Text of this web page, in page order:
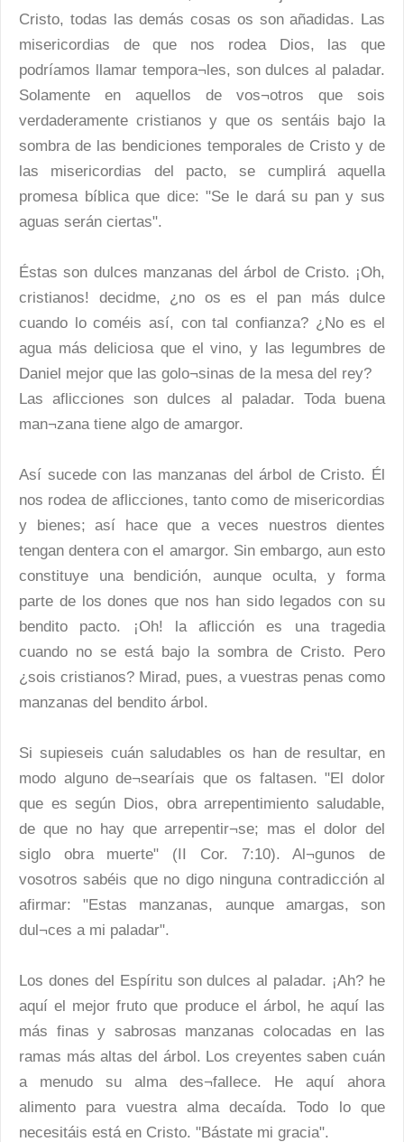
Cristo, todas las demás cosas os son añadidas. Las
misericordias de que nos rodea Dios, las que
podríamos llamar tempora¬les, son dulces al paladar.
Solamente en aquellos de vos¬otros que sois
verdaderamente cristianos y que os sentáis bajo la
sombra de las bendiciones temporales de Cristo y de
las misericordias del pacto, se cumplirá aquella
promesa bíblica que dice: "Se le dará su pan y sus
aguas serán ciertas".
Éstas son dulces manzanas del árbol de Cristo. ¡Oh,
cristianos! decidme, ¿no os es el pan más dulce
cuando lo coméis así, con tal confianza? ¿No es el
agua más deliciosa que el vino, y las legumbres de
Daniel mejor que las golo¬sinas de la mesa del rey?
Las aflicciones son dulces al paladar. Toda buena
man¬zana tiene algo de amargor.
Así sucede con las manzanas del árbol de Cristo. Él
nos rodea de aflicciones, tanto como de misericordias
y bienes; así hace que a veces nuestros dientes
tengan dentera con el amargor. Sin embargo, aun esto
constituye una bendición, aunque oculta, y forma
parte de los dones que nos han sido legados con su
bendito pacto. ¡Oh! la aflicción es una tragedia
cuando no se está bajo la sombra de Cristo. Pero
¿sois cristianos? Mirad, pues, a vuestras penas como
manzanas del bendito árbol.
Si supieseis cuán saludables os han de resultar, en
modo alguno de¬searíais que os faltasen. "El dolor
que es según Dios, obra arrepentimiento saludable,
de que no hay que arrepentir¬se; mas el dolor del
siglo obra muerte" (II Cor. 7:10). Al¬gunos de
vosotros sabéis que no digo ninguna contradicción al
afirmar: "Estas manzanas, aunque amargas, son
dul¬ces a mi paladar".
Los dones del Espíritu son dulces al paladar. ¡Ah? he
aquí el mejor fruto que produce el árbol, he aquí las
más finas y sabrosas manzanas colocadas en las
ramas más altas del árbol. Los creyentes saben cuán
a menudo su alma des¬fallece. He aquí ahora
alimento para vuestra alma decaída. Todo lo que
necesitáis está en Cristo. "Bástate mi gracia".